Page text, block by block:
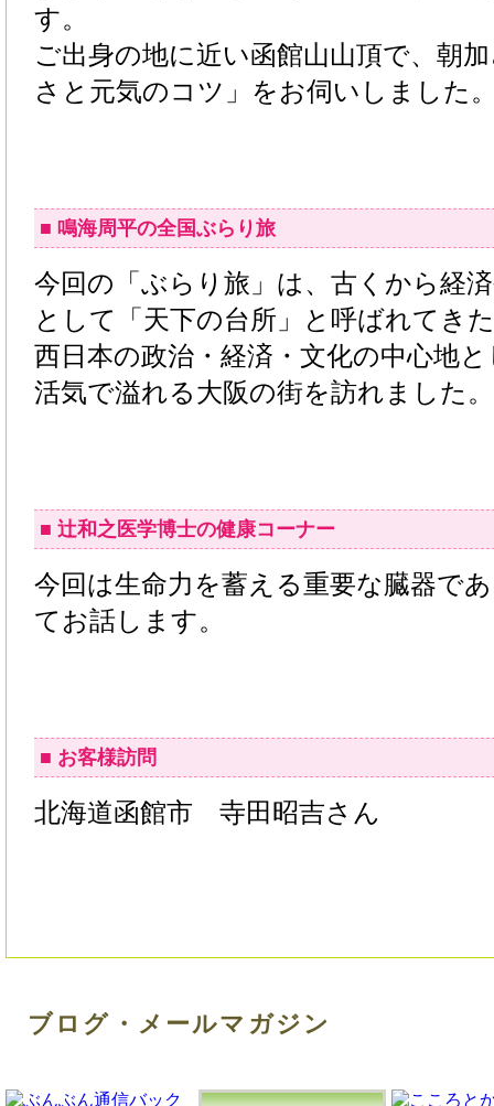
す。
ご出身の地に近い函館山山頂で、朝
さと元気のコツ」をお伺いしました
■ 鳴海周平の全国ぶらり旅
今回の「ぶらり旅」は、古くから経
として「天下の台所」と呼ばれてき
西日本の政治・経済・文化の中心地
活気で溢れる大阪の街を訪れました。
■ 辻和之医学博士の健康コーナー
今回は生命力を蓄える重要な臓器で
てお話します。
■ お客様訪問
北海道函館市 寺田昭吉さん
ブログ・メールマガジン